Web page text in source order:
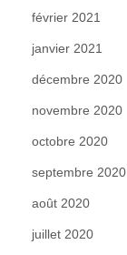
février 2021
janvier 2021
décembre 2020
novembre 2020
octobre 2020
septembre 2020
août 2020
juillet 2020